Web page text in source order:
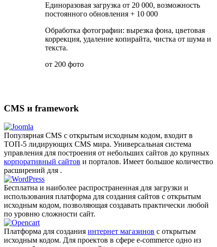
Единоразовая загрузка от 20 000, возможность
постоянного обновления + 10 000
Обработка фотографии: вырезка фона, цветовая
коррекция, удаление копирайта, чистка от шума и
текста.
от 200 фото
CMS и framework
Популярная CMS с открытым исходным кодом, входит в
ТОП-5 лидирующих CMS мира. Универсальная система
управления для построения от небольших сайтов до крупных
корпоративный сайтов и порталов. Имеет большое количество
расширений для .
Бесплатна и наиболее распро­страненная для загрузки и
использования платформа для создания сайтов с открытым
исходным кодом, позволяющая создавать практически любой
по уровню сложности сайт.
Платформа для создания интернет магазинов с открытым
исходным кодом. Для проектов в сфере e-commerce одно из